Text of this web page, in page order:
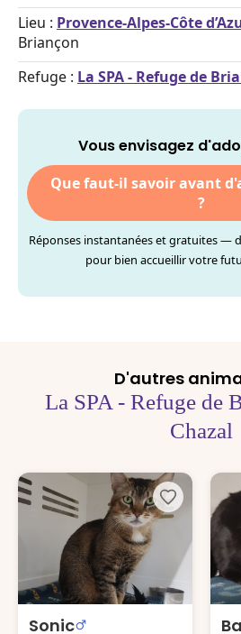
Lieu : Provence-Alpes-Côte
Briançon
Refuge : La SPA - Refuge de
Vous envisagez
Que faut-il savoir avant
?
Réponses instantanées et gratuites —
pour bien accueillir votre
D'autres
La SPA - Refuge de
Chazal
Sonic